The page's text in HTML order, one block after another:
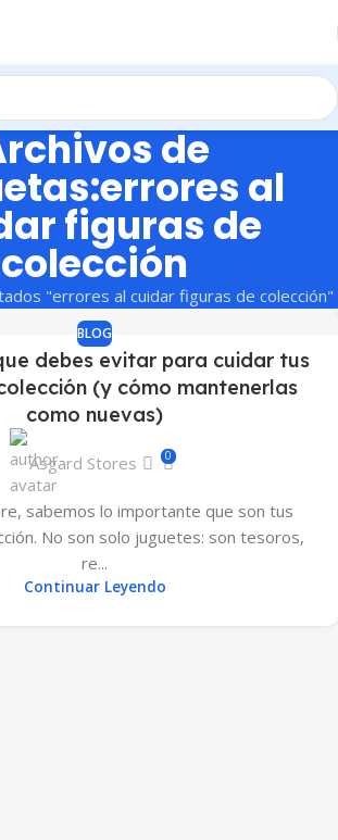
de
al
figuras de
colección
"errores al cuidar figuras de colección"
BLOG
debes evitar para cuidar tus
(y cómo mantenerlas
como nuevas)
Asgard Stores 0
sabemos lo importante que son tus
No son solo juguetes: son tesoros,
re...
Continuar Leyendo